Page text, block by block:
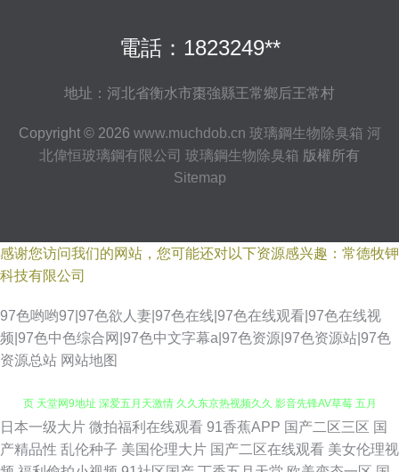
電話：1823249**
地址：河北省衡水市棗強縣王常鄉后王常村
Copyright © 2026 www.muchdob.cn 玻璃鋼生物除臭箱 河
北偉恒玻璃鋼有限公司 玻璃鋼生物除臭箱 版權所有
Sitemap
感谢您访问我们的网站，您可能还对以下资源感兴趣：常德牧钾
科技有限公司
97色哟哟97|97色欲人妻|97色在线|97色在线观看|97色在线视
频|97色中色综合网|97色中文字幕a|97色资源|97色资源站|97色
资源总站 网站地图
极品美女内射91 亚洲色偷自 超碰在线伊人97网 久久嫩草精品 91福利资源网
日本一级大片 微拍福利在线观看 91香蕉APP 国产二区三区 国
产精品性 乱伦种子 美国伦理大片 国产二区在线观看 美女伦理视